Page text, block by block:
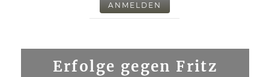
ANMELDEN
Erfolge gegen Fritz